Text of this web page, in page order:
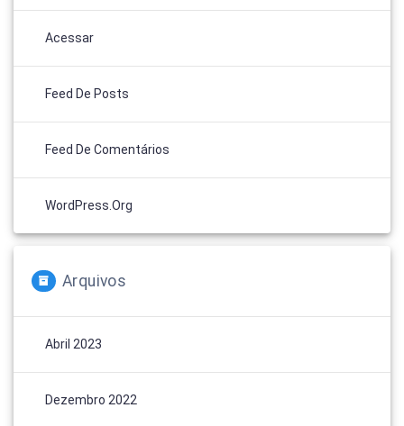
Acessar
Feed De Posts
Feed De Comentários
WordPress.org
Arquivos
Abril 2023
Dezembro 2022